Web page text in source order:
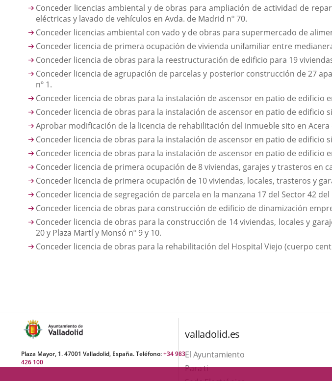
Conceder licencias ambiental y de obras para ampliación de actividad de
eléctricas y lavado de vehículos en Avda. de Madrid nº 70.
Conceder licencias ambiental con vado y de obras para supermercado de
Conceder licencia de primera ocupación de vivienda unifamiliar entre
Conceder licencia de obras para la reestructuración de edificio para 19
Conceder licencia de agrupación de parcelas y posterior construcción de 27
nº 1.
Conceder licencia de obras para la instalación de ascensor en patio de edificio
Conceder licencia de obras para la instalación de ascensor en patio de edificio
Aprobar modificación de la licencia de rehabilitación del inmueble sito en
Conceder licencia de obras para la instalación de ascensor en patio de edificio
Conceder licencia de obras para la instalación de ascensor en patio de edificio
Conceder licencia de primera ocupación de 8 viviendas, garajes y trasteros en
Conceder licencia de primera ocupación de 10 viviendas, locales, trasteros y
Conceder licencia de segregación de parcela en la manzana 17 del Sector 42 del
Conceder licencia de obras para construcción de edificio de dinamización
Conceder licencia de obras para la construcción de 14 viviendas, locales y
20 y Plaza Martí y Monsó nº 9 y 10.
Conceder licencia de obras para la rehabilitación del Hospital Viejo (cuerpo
Plaza Mayor, 1. 47001 Valladolid, España. Teléfono:+34 983
426 100
valladolid.es
El Ayuntamiento
Para ti